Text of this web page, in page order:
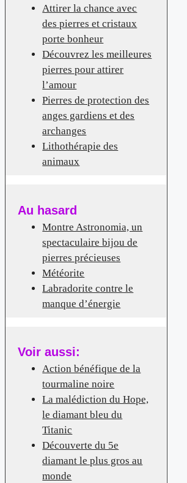
Attirer la chance avec
des pierres et cristaux
porte bonheur
Découvrez les meilleures
pierres pour attirer
l’amour
Pierres de protection des
anges gardiens et des
archanges
Lithothérapie des
animaux
Au hasard
Montre Astronomia, un
spectaculaire bijou de
pierres précieuses
Météorite
Labradorite contre le
manque d’énergie
Voir aussi:
Action bénéfique de la
tourmaline noire
La malédiction du Hope,
le diamant bleu du
Titanic
Découverte du 5e
diamant le plus gros au
monde